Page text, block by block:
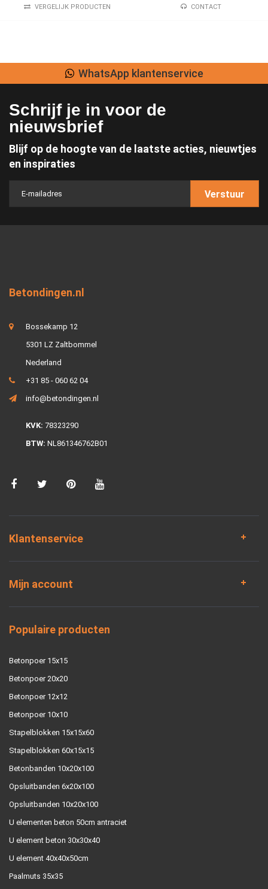
VERGELIJK PRODUCTEN CONTACT
WhatsApp klantenservice
Schrijf je in voor de
nieuwsbrief
Blijf op de hoogte van de laatste acties, nieuwtjes
en inspiraties
Verstuur
Betondingen.nl
Bossekamp 12
5301 LZ Zaltbommel
Nederland
+31 85 - 060 62 04
info@betondingen.nl
KVK: 78323290
BTW: NL861346762B01
Klantenservice
Mijn account
Populaire producten
Betonpoer 15x15
Betonpoer 20x20
Betonpoer 12x12
Betonpoer 10x10
Stapelblokken 15x15x60
Stapelblokken 60x15x15
Betonbanden 10x20x100
Opsluitbanden 6x20x100
Opsluitbanden 10x20x100
U elementen beton 50cm antraciet
U element beton 30x30x40
U element 40x40x50cm
Paalmuts 35x35